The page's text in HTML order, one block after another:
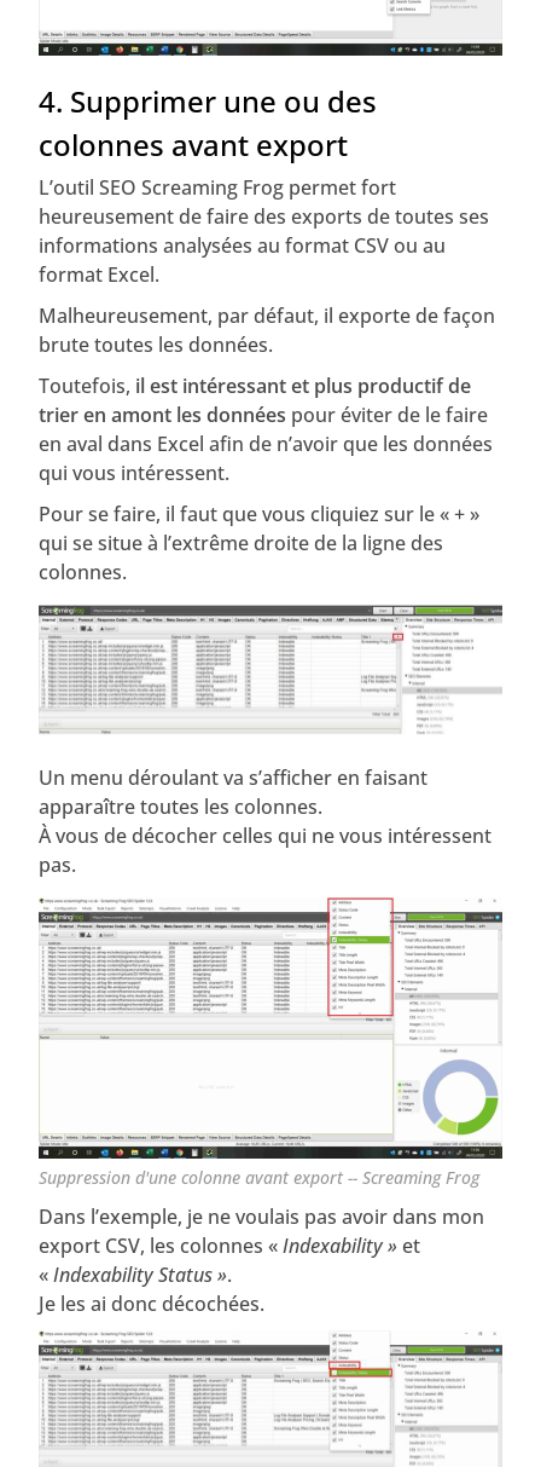
4. Supprimer une ou des
colonnes avant export
L’outil SEO Screaming Frog permet fort
heureusement de faire des exports de toutes ses
informations analysées au format CSV ou au
format Excel.
Malheureusement, par défaut, il exporte de façon
brute toutes les données.
Toutefois, il est intéressant et plus productif de
trier en amont les données pour éviter de le faire
en aval dans Excel afin de n’avoir que les données
qui vous intéressent.
Pour se faire, il faut que vous cliquiez sur le « + »
qui se situe à l’extrême droite de la ligne des
colonnes.
Un menu déroulant va s’afficher en faisant
apparaître toutes les colonnes.
À vous de décocher celles qui ne vous intéressent
pas.
Suppression d'une colonne avant export -- Screaming Frog
Dans l’exemple, je ne voulais pas avoir dans mon
export CSV, les colonnes «Indexability » et
«Indexability Status ».
Je les ai donc décochées.